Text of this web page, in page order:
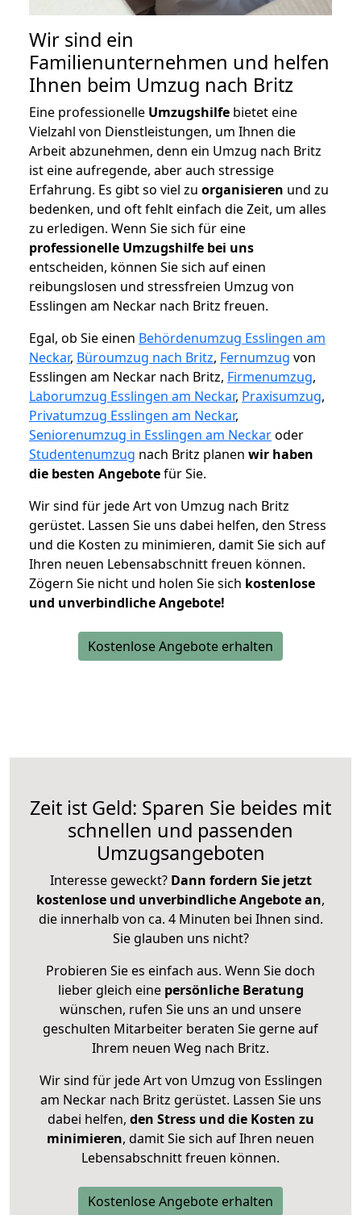
Wir sind ein
Familienunternehmen und helfen
Ihnen beim Umzug nach Britz
Eine professionelle Umzugshilfe bietet eine
Vielzahl von Dienstleistungen, um Ihnen die
Arbeit abzunehmen, denn ein Umzug nach Britz
ist eine aufregende, aber auch stressige
Erfahrung. Es gibt so viel zu organisieren und zu
bedenken, und oft fehlt einfach die Zeit, um alles
zu erledigen. Wenn Sie sich für eine
professionelle Umzugshilfe bei uns
entscheiden, können Sie sich auf einen
reibungslosen und stressfreien Umzug von
Esslingen am Neckar nach Britz freuen.
Egal, ob Sie einen Behördenumzug Esslingen am
Neckar, Büroumzug nach Britz, Fernumzug von
Esslingen am Neckar nach Britz, Firmenumzug,
Laborumzug Esslingen am Neckar, Praxisumzug,
Privatumzug Esslingen am Neckar,
Seniorenumzug in Esslingen am Neckaroder
Studentenumzug nach Britz planen wir haben
die besten Angebotefür Sie.
Wir sind für jede Art von Umzug nach Britz
gerüstet. Lassen Sie uns dabei helfen, den Stress
und die Kosten zu minimieren, damit Sie sich auf
Ihren neuen Lebensabschnitt freuen können.
Zögern Sie nicht und holen Sie sich kostenlose
und unverbindliche Angebote!
Kostenlose Angebote erhalten
Zeit ist Geld: Sparen Sie beides mit
schnellen und passenden
Umzugsangeboten
Interesse geweckt? Dann fordern Sie jetzt
kostenlose und unverbindliche Angebote an,
die innerhalb von ca. 4 Minuten bei Ihnen sind.
Sie glauben uns nicht?
Probieren Sie es einfach aus. Wenn Sie doch
lieber gleich eine persönliche Beratung
wünschen, rufen Sie uns an und unsere
geschulten Mitarbeiter beraten Sie gerne auf
Ihrem neuen Weg nach Britz.
Wir sind für jede Art von Umzug von Esslingen
am Neckar nach Britz gerüstet. Lassen Sie uns
dabei helfen, den Stress und die Kosten zu
minimieren, damit Sie sich auf Ihren neuen
Lebensabschnitt freuen können.
Kostenlose Angebote erhalten